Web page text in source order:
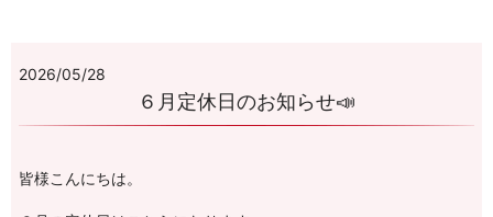
2026/05/28
６月定休日のお知らせ📣
皆様こんにちは。